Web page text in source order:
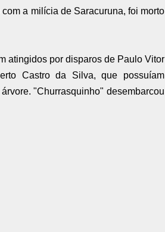
a milícia de Saracuruna, foi morto
atingidos por disparos de Paulo Vitor
Castro da Silva, que possuíam
"Churrasquinho" desembarcou